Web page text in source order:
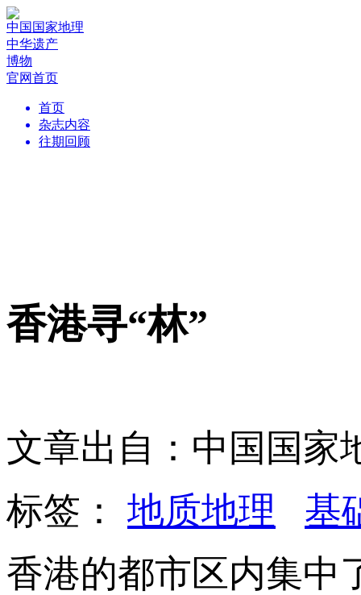
中国国家地理
中华遗产
博物
官网首页
首页
杂志内容
往期回顾
香港寻“林”
文章出自：中国国家
标签： 地质地理
基
香港的都市区内集中